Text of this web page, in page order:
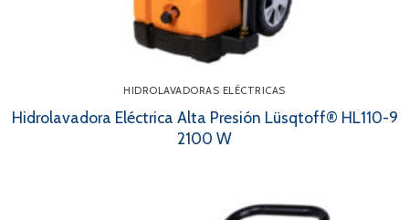
HIDROLAVADORAS ELÉCTRICAS
Hidrolavadora Eléctrica Alta Presión Lüsqtoff® HL110-9
2100 W